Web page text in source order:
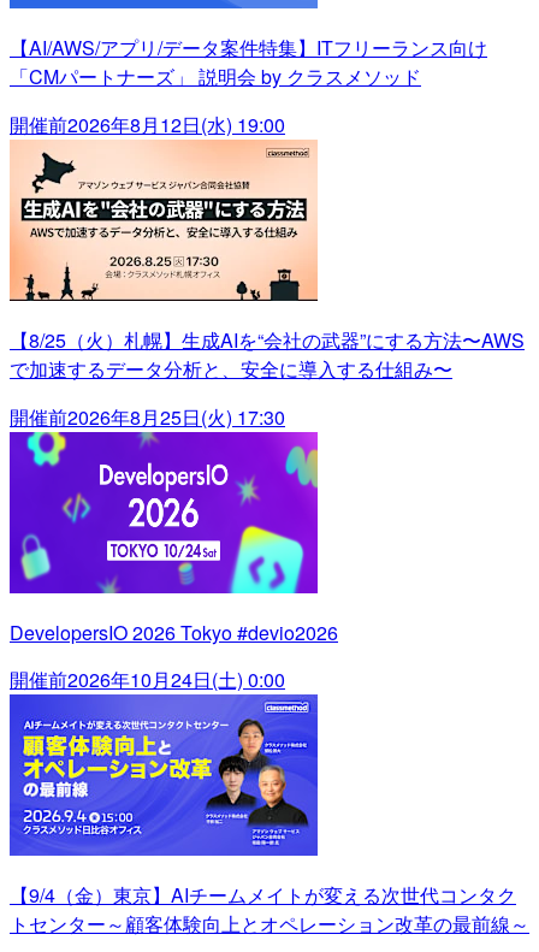
【AI/AWS/アプリ/データ案件特集】ITフリーランス向け
「CMパートナーズ」 説明会 by クラスメソッド
開催前2026年8月12日(水) 19:00
【8/25（火）札幌】生成AIを“会社の武器”にする方法〜AWS
で加速するデータ分析と、安全に導入する仕組み〜
開催前2026年8月25日(火) 17:30
DevelopersIO 2026 Tokyo #devio2026
開催前2026年10月24日(土) 0:00
【9/4（金）東京】AIチームメイトが変える次世代コンタク
トセンター～顧客体験向上とオペレーション改革の最前線～